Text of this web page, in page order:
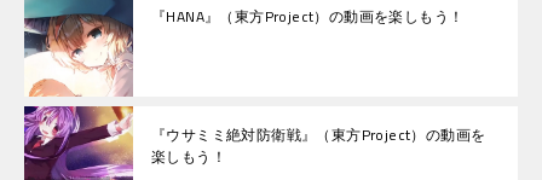
『HANA』（東方Project）の動画を楽しもう！
『ウサミミ絶対防衛戦』（東方Project）の動画を
楽しもう！